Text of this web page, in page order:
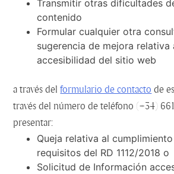
Transmitir otras dificultades
contenido
Formular cualquier otra
sugerencia de mejora relativa
accesibilidad del sitio web
a través delformulario de contacto de
través del número de teléfono (+34)
presentar:
Queja relativa al
requisitos del RD 1112/2018 o
Solicitud de Información